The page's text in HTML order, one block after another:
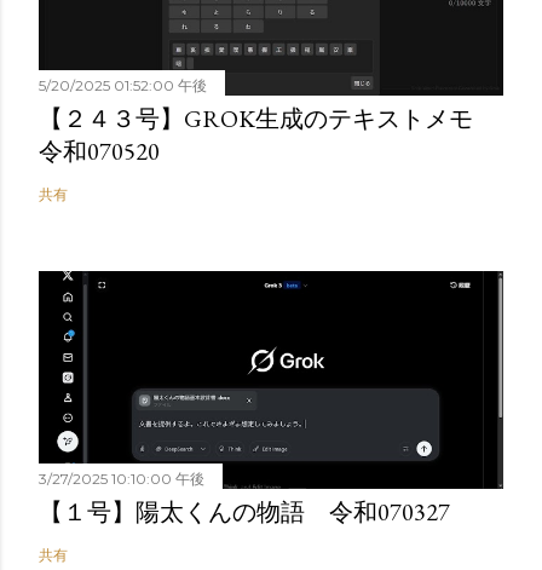
5/20/2025 01:52:00 午後
【２４３号】GROK生成のテキストメモ
令和070520
共有
3/27/2025 10:10:00 午後
【１号】陽太くんの物語 令和070327
共有